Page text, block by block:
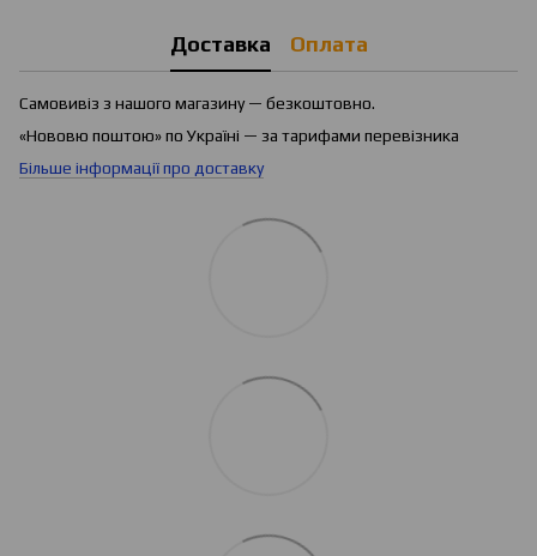
Доставка Оплата
Самовивіз з нашого магазину — безкоштовно.
«Нововю поштою» по Україні — за тарифами перевізника
Більше інформації про доставку